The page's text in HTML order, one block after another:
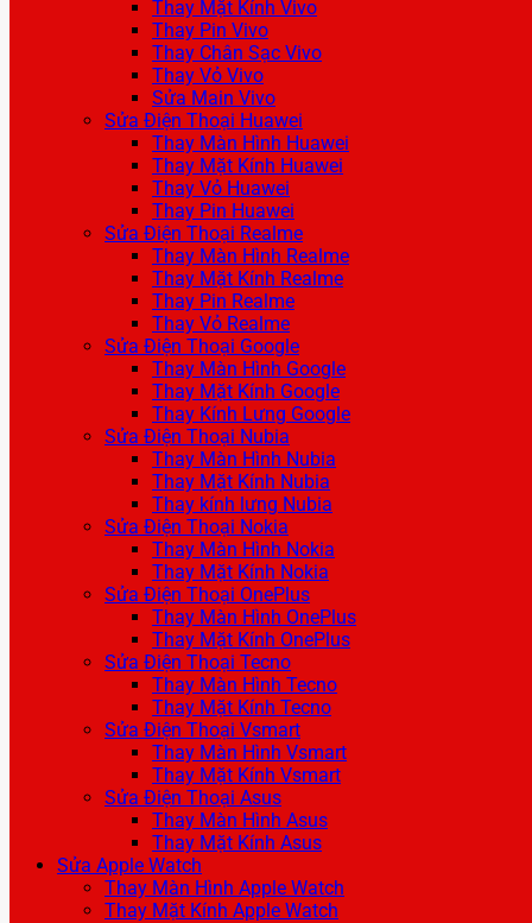
Thay Mặt Kính Vivo
Thay Pin Vivo
Thay Chân Sạc Vivo
Thay Vỏ Vivo
Sửa Main Vivo
Sửa Điện Thoại Huawei
Thay Màn Hình Huawei
Thay Mặt Kính Huawei
Thay Vỏ Huawei
Thay Pin Huawei
Sửa Điện Thoại Realme
Thay Màn Hình Realme
Thay Mặt Kính Realme
Thay Pin Realme
Thay Vỏ Realme
Sửa Điện Thoại Google
Thay Màn Hình Google
Thay Mặt Kính Google
Thay Kính Lưng Google
Sửa Điện Thoại Nubia
Thay Màn Hình Nubia
Thay Mặt Kính Nubia
Thay kính lưng Nubia
Sửa Điện Thoại Nokia
Thay Màn Hình Nokia
Thay Mặt Kính Nokia
Sửa Điện Thoại OnePlus
Thay Màn Hình OnePlus
Thay Mặt Kính OnePlus
Sửa Điện Thoại Tecno
Thay Màn Hình Tecno
Thay Mặt Kính Tecno
Sửa Điện Thoại Vsmart
Thay Màn Hình Vsmart
Thay Mặt Kính Vsmart
Sửa Điện Thoại Asus
Thay Màn Hình Asus
Thay Mặt Kính Asus
Sửa Apple Watch
Thay Màn Hình Apple Watch
Thay Mặt Kính Apple Watch